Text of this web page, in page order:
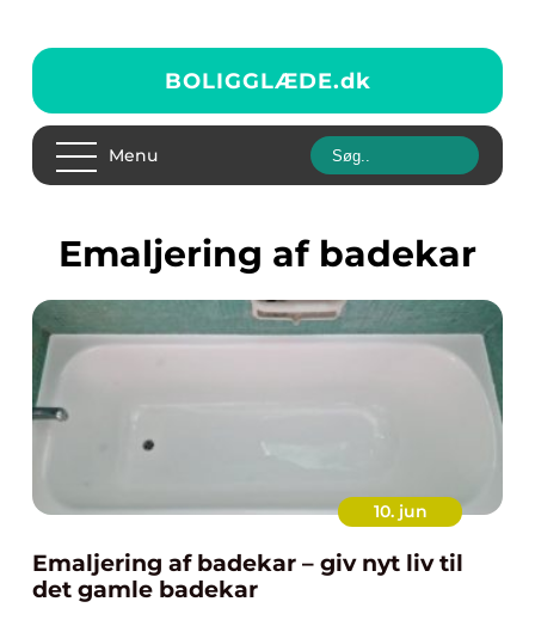
BOLIGGLÆDE.dk
Menu
Emaljering af badekar
10. jun
Emaljering af badekar – giv nyt liv til
det gamle badekar